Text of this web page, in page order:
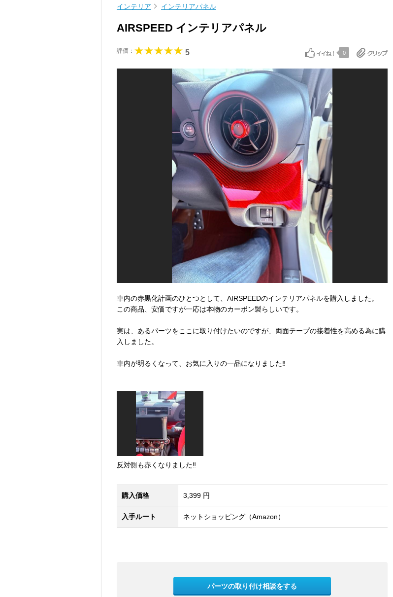
インテリア インテリアパネル
AIRSPEED インテリアパネル
評価： 5 0
車内の赤黒化計画のひとつとして、AIRSPEEDのインテリアパネルを購入しました。
この商品、安価ですが一応は本物のカーボン製らしいです。
実は、あるパーツをここに取り付けたいのですが、両面テープの接着性を高める為に購
入しました。
車内が明るくなって、お気に入りの一品になりました‼︎
反対側も赤くなりました‼︎
購入価格 3,399 円
入手ルート ネットショッピング（Amazon）
パーツの取り付け相談をする